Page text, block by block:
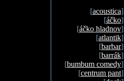
[acoustica]
[áčko]
[áčko hladnov]
[atlantik]
[barbar]
[barrák]
[bumbum comedy]
[centrum pant]